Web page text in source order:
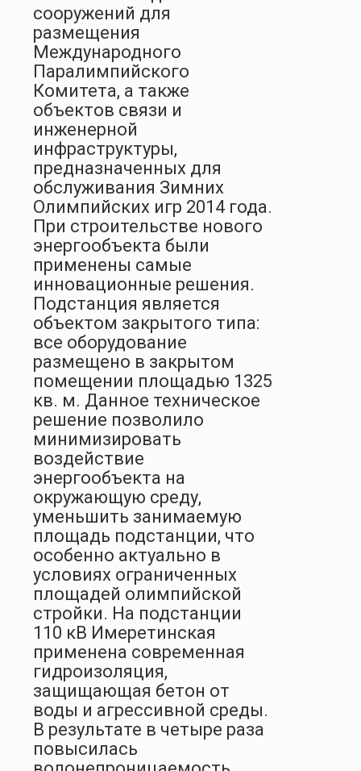
сооружений для
размещения
Международного
Паралимпийского
Комитета, а также
объектов связи и
инженерной
инфраструктуры,
предназначенных для
обслуживания Зимних
Олимпийских игр 2014 года.
При строительстве нового
энергообъекта были
применены самые
инновационные решения.
Подстанция является
объектом закрытого типа:
все оборудование
размещено в закрытом
помещении площадью 1325
кв. м. Данное техническое
решение позволило
минимизировать
воздействие
энергообъекта на
окружающую среду,
уменьшить занимаемую
площадь подстанции, что
особенно актуально в
условиях ограниченных
площадей олимпийской
стройки. На подстанции
110 кВ Имеретинская
применена современная
гидроизоляция,
защищающая бетон от
воды и агрессивной среды.
В результате в четыре раза
повысилась